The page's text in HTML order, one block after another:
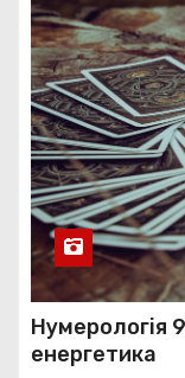
Нумерологія
енергетика